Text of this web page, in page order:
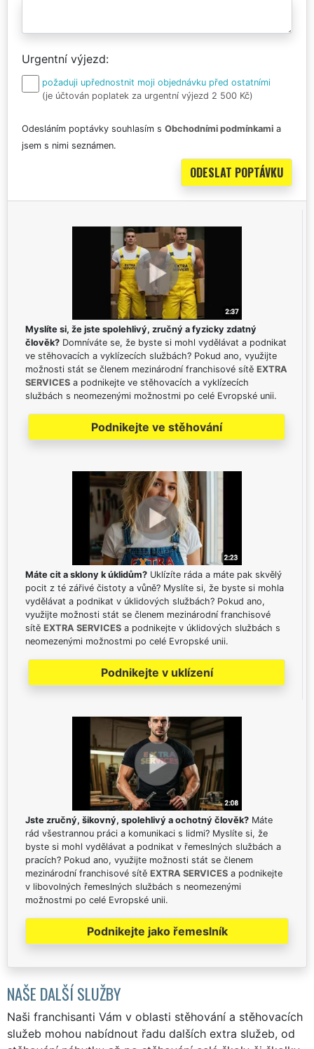
Urgentní výjezd
požaduji upřednostnit moji objednávku před ostatními
(je účtován poplatek za urgentní výjezd 2 500 Kč)
Odesláním poptávky souhlasím s Obchodními podmínkami a
jsem s nimi seznámen.
Myslíte si, že jste spolehlivý, zručný a fyzicky zdatný
člověk? Domníváte se, že byste si mohl vydělávat a podnikat
ve stěhovacích a vyklízecích službách? Pokud ano, využijte
možnosti stát se členem mezinárodní franchisové sítě EXTRA
SERVICES a podnikejte ve stěhovacích a vyklízecích
službách s neomezenými možnostmi po celé Evropské unii.
Podnikejte ve stěhování
Máte cit a sklony k úklidům? Uklízíte ráda a máte pak skvělý
pocit z té zářivé čistoty a vůně? Myslíte si, že byste si mohla
vydělávat a podnikat v úklidových službách? Pokud ano,
využijte možnosti stát se členem mezinárodní franchisové
sítě EXTRA SERVICES a podnikejte v úklidových službách s
neomezenými možnostmi po celé Evropské unii.
Podnikejte v uklízení
Jste zručný, šikovný, spolehlivý a ochotný člověk? Máte
rád všestrannou práci a komunikaci s lidmi? Myslíte si, že
byste si mohl vydělávat a podnikat v řemeslných službách a
pracích? Pokud ano, využijte možnosti stát se členem
mezinárodní franchisové sítě EXTRA SERVICES a podnikejte
v libovolných řemeslných službách s neomezenými
možnostmi po celé Evropské unii.
Podnikejte jako řemeslník
NAŠE DALŠÍ SLUŽBY
Naši franchisanti Vám v oblasti stěhování a stěhovacích
služeb mohou nabídnout řadu dalších extra služeb, od